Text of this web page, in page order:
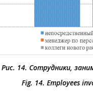
Рис. 14. Сотрудники,
Fig. 14. Employees